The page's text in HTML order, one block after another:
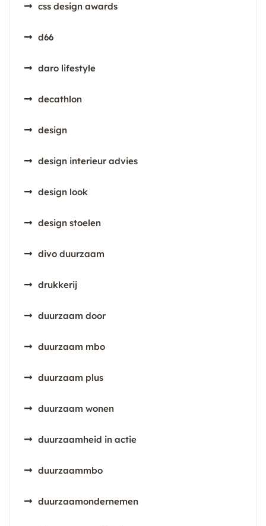
css design awards
d66
daro lifestyle
decathlon
design
design interieur advies
design look
design stoelen
divo duurzaam
drukkerij
duurzaam door
duurzaam mbo
duurzaam plus
duurzaam wonen
duurzaamheid in actie
duurzaammbo
duurzaamondernemen